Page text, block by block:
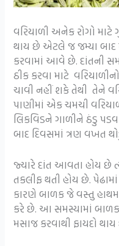
વરિયાળી અનેક રોગો માટે
થાય છે એટલે જ જમ્યા
કરવામાં આવે છે. દાંતની
ઠીક કરવા માટે
ચાવી નહીં શકે તેથી તેને
પાણીમાં એક ચમચી
લિકવિડને ગાળીને ઠંડુ
બાદ દિવસમાં ત્રણ વખત
જ્યારે દાંત આવતા હોય છે
તકલીફ થતી હોય છે.
કારણે બાળક જે વસ્તુ
કરે છે. આ સમસ્યામાં
મસાજ કરવાથી ફાયદો